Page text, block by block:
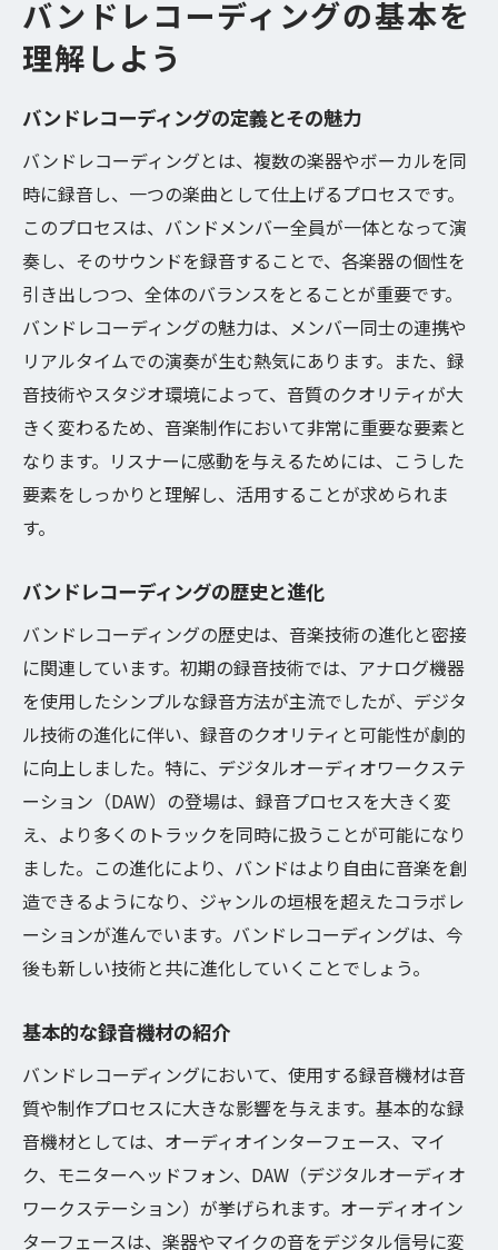
バンドレコーディングのプロセスを体系化する
方法
プリプロダクションでの準備
リハーサルを成功させるコツ
録音セッションの流れ
ミキシングとマスタリングの基本
完成した音源の評価とフィードバック
システム構築でバンドレコーディングが変わる
効果的なシステム設計のポイント
デジタルとアナログの使い分け
効率的なデータ管理方法
ソフトウェアとハードウェアの選択
トラブルシューティングの基本
各楽器の特性を活かした録音テクニック
ギター録音のテクニック
ベース録音のポイント
ドラム録音の基本
ボーカル録音と編集のコツ
キーボードの録音方法
特殊楽器の録音アイデア
録音環境と機材選びで音楽制作を成功させる
スタジオ環境の最適化
音響効果と反響の管理
録音機材の選び方
モニタリングの重要性
メンテナンスと保管方法
バンドメンバー全員の響きを一つにまとめる秘
訣
バンドのサウンドを統一する方法
メンバー間のコミュニケーションの取り方
バンドレコーディングの基本を
理解しよう
バンドレコーディングの定義とその魅力
バンドレコーディングとは、複数の楽器やボーカルを同
時に録音し、一つの楽曲として仕上げるプロセスです。
このプロセスは、バンドメンバー全員が一体となって演
奏し、そのサウンドを録音することで、各楽器の個性を
引き出しつつ、全体のバランスをとることが重要です。
バンドレコーディングの魅力は、メンバー同士の連携や
リアルタイムでの演奏が生む熱気にあります。また、録
音技術やスタジオ環境によって、音質のクオリティが大
きく変わるため、音楽制作において非常に重要な要素と
なります。リスナーに感動を与えるためには、こうした
要素をしっかりと理解し、活用することが求められま
す。
バンドレコーディングの歴史と進化
バンドレコーディングの歴史は、音楽技術の進化と密接
に関連しています。初期の録音技術では、アナログ機器
を使用したシンプルな録音方法が主流でしたが、デジタ
ル技術の進化に伴い、録音のクオリティと可能性が劇的
に向上しました。特に、デジタルオーディオワークステ
ーション（DAW）の登場は、録音プロセスを大きく変
え、より多くのトラックを同時に扱うことが可能になり
ました。この進化により、バンドはより自由に音楽を創
造できるようになり、ジャンルの垣根を超えたコラボレ
ーションが進んでいます。バンドレコーディングは、今
後も新しい技術と共に進化していくことでしょう。
基本的な録音機材の紹介
バンドレコーディングにおいて、使用する録音機材は音
質や制作プロセスに大きな影響を与えます。基本的な録
音機材としては、オーディオインターフェース、マイ
ク、モニターヘッドフォン、DAW（デジタルオーディオ
ワークステーション）が挙げられます。オーディオイン
ターフェースは、楽器やマイクの音をデジタル信号に変